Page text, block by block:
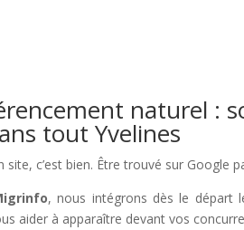
naturel :
tout Yvelines
site, c’est bien. Être trouvé sur Google
, nous intégrons dès le départ
aider à apparaître devant vos